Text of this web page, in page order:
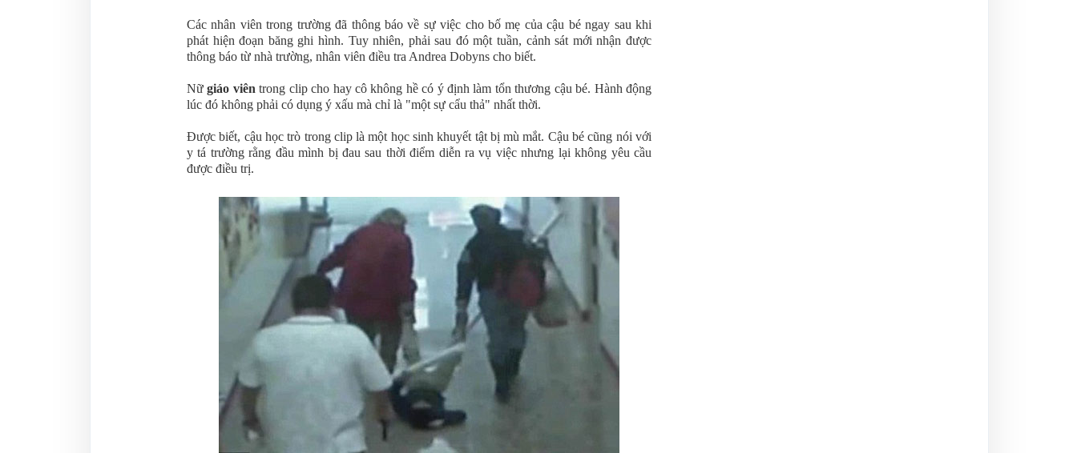
Các nhân viên trong trường đã thông báo về sự việc cho bố mẹ của cậu bé ngay sau khi
phát hiện đoạn băng ghi hình. Tuy nhiên, phải sau đó một tuần, cảnh sát mới nhận được
thông báo từ nhà trường, nhân viên điều tra Andrea Dobyns cho biết.
Nữgiáo viên trong clip cho hay cô không hề có ý định làm tổn thương cậu bé. Hành động
lúc đó không phải có dụng ý xấu mà chỉ là "một sự cẩu thả" nhất thời.
Được biết, cậu học trò trong clip là một học sinh khuyết tật bị mù mắt. Cậu bé cũng nói với
y tá trường rằng đầu mình bị đau sau thời điểm diễn ra vụ việc nhưng lại không yêu cầu
được điều trị.